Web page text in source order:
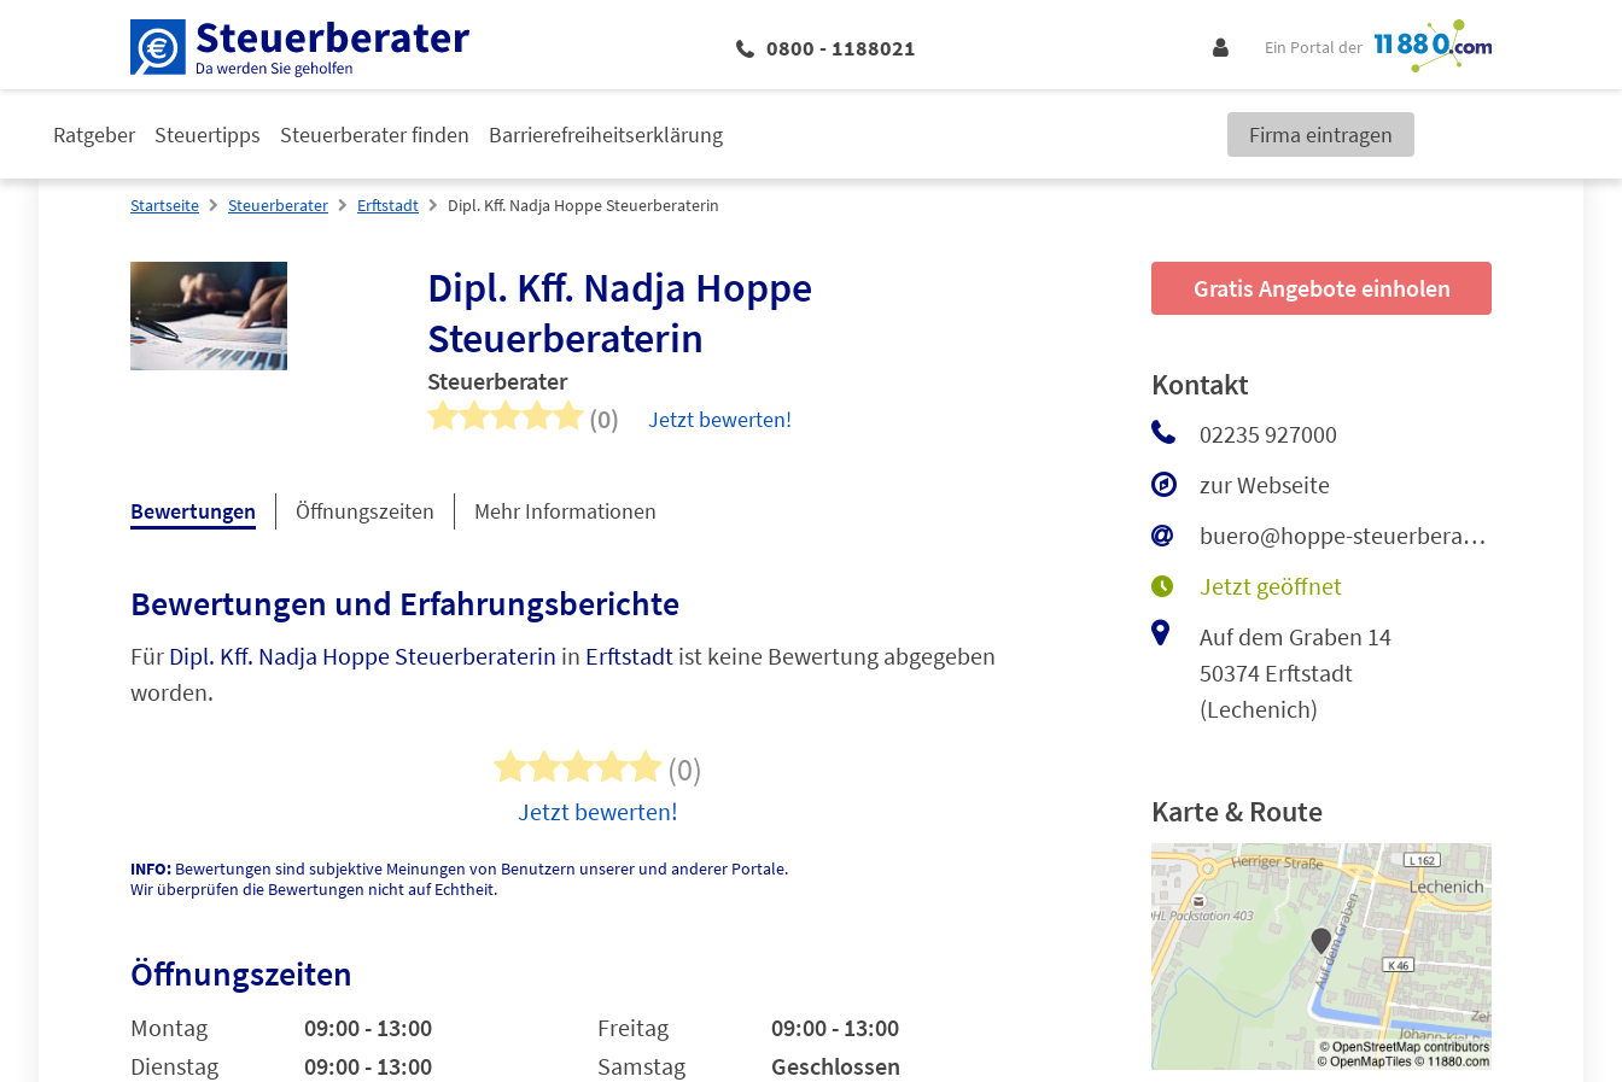
0800 - 1188021 Ein Portal der
Ratgeber Steuertipps Steuerberater finden Barrierefreiheitserklärung Firma eintragen
Startseite Steuerberater Erftstadt Dipl. Kff. Nadja Hoppe Steuerberaterin
Dipl. Kff. Nadja Hoppe
Steuerberaterin
Steuerberater
(0) Jetzt bewerten!
Bewertungen Öffnungszeiten Mehr Informationen
Bewertungen und Erfahrungsberichte
Für Dipl. Kff. Nadja Hoppe Steuerberaterin in Erftstadt ist keine Bewertung abgegeben
worden.
(0)
Jetzt bewerten!
INFO: Bewertungen sind subjektive Meinungen von Benutzern unserer und anderer Portale.
Wir überprüfen die Bewertungen nicht auf Echtheit.
Öffnungszeiten
Montag
09:00 - 13:00
Dienstag
09:00 - 13:00
Freitag
09:00 - 13:00
Samstag
Geschlossen
Gratis Angebote einholen
Kontakt
02235 927000
zur Webseite
buero@hoppe-steuerberaterin.de
Jetzt geöffnet
Auf dem Graben 14
50374 Erftstadt
(Lechenich)
Karte & Route